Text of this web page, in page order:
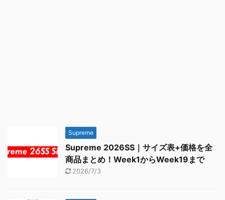
Supreme
Supreme 2026SS｜サイズ表+価格を全
商品まとめ！Week1からWeek19まで
2026/7/3